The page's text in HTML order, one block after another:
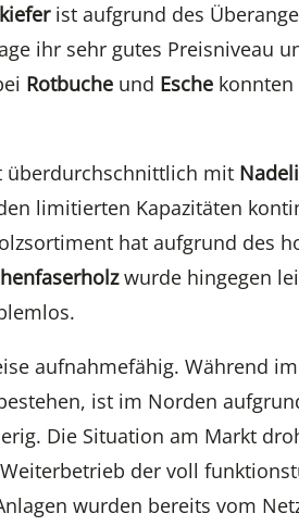
ist aufgrund des
ihr sehr gutes Preisniveau
Rotbuche und Esche konnten
überdurchschnittlich mit
limitierten Kapazitäten
hat aufgrund des
wurde hingegen
aufnahmefähig. Während
ist im Norden
Die Situation am Markt
der voll
wurden bereits vom